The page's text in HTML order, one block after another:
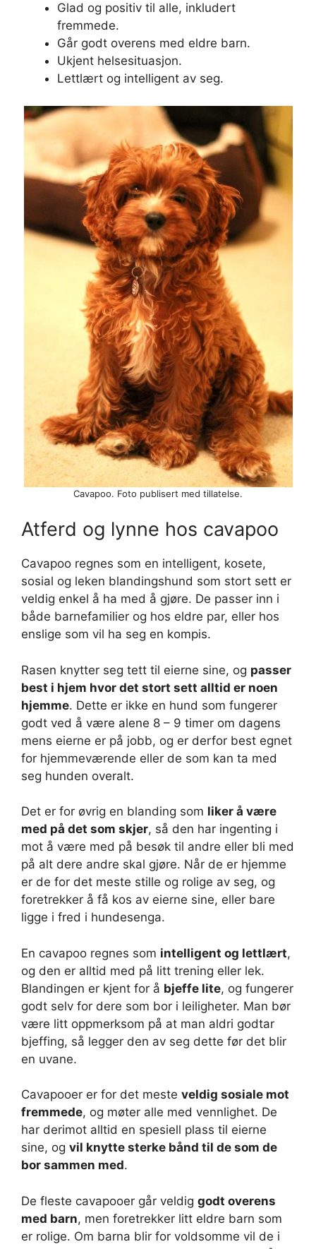
Glad og positiv til alle, inkludert
fremmede.
Går godt overens med eldre barn.
Ukjent helsesituasjon.
Lettlært og intelligent av seg.
Cavapoo. Foto publisert med tillatelse.
Atferd og lynne hos cavapoo
Cavapoo regnes som en intelligent, kosete,
sosial og leken blandingshund som stort sett er
veldig enkel å ha med å gjøre. De passer inn i
både barnefamilier og hos eldre par, eller hos
enslige som vil ha seg en kompis.
Rasen knytter seg tett til eierne sine, og passer
best i hjem hvor det stort sett alltid er noen
hjemme. Dette er ikke en hund som fungerer
godt ved å være alene 8 – 9 timer om dagens
mens eierne er på jobb, og er derfor best egnet
for hjemmeværende eller de som kan ta med
seg hunden overalt.
Det er for øvrig en blanding som liker å være
med på det som skjer, så den har ingenting i
mot å være med på besøk til andre eller bli med
på alt dere andre skal gjøre. Når de er hjemme
er de for det meste stille og rolige av seg, og
foretrekker å få kos av eierne sine, eller bare
ligge i fred i hundesenga.
En cavapoo regnes som intelligent og lettlært,
og den er alltid med på litt trening eller lek.
Blandingen er kjent for å bjeffe lite, og fungerer
godt selv for dere som bor i leiligheter. Man bør
være litt oppmerksom på at man aldri godtar
bjeffing, så legger den av seg dette før det blir
en uvane.
Cavapooer er for det meste veldig sosiale mot
fremmede, og møter alle med vennlighet. De
har derimot alltid en spesiell plass til eierne
sine, og vil knytte sterke bånd til de som de
bor sammen med.
De fleste cavapooer går veldig godt overens
med barn, men foretrekker litt eldre barn som
er rolige. Om barna blir for voldsomme vil de i